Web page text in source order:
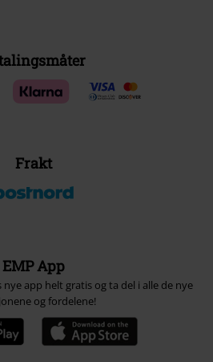
Frakt
EMP App
nye app helt gratis og ta del i alle de nye
og fordelene!